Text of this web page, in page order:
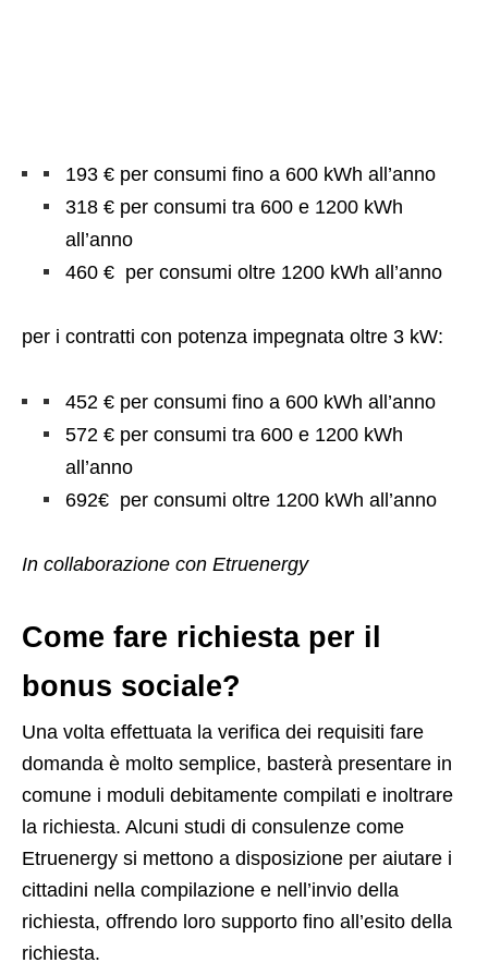
193 € per consumi fino a 600 kWh all’anno
318 € per consumi tra 600 e 1200 kWh
all’anno
460 € per consumi oltre 1200 kWh all’anno
per i contratti con potenza impegnata oltre 3 kW:
452 € per consumi fino a 600 kWh all’anno
572 € per consumi tra 600 e 1200 kWh
all’anno
692€ per consumi oltre 1200 kWh all’anno
In collaborazione con Etruenergy
Come fare richiesta per il
bonus sociale?
Una volta effettuata la verifica dei requisiti fare
domanda è molto semplice, basterà presentare in
comune i moduli debitamente compilati e inoltrare
la richiesta. Alcuni studi di consulenze come
Etruenergy si mettono a disposizione per aiutare i
cittadini nella compilazione e nell’invio della
richiesta, offrendo loro supporto fino all’esito della
richiesta.